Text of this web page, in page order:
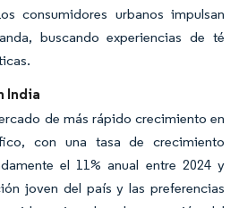
consumidores urbanos impulsan
buscando experiencias de té
India
de más rápido crecimiento en
con una tasa de crecimiento
el 11% anual entre 2024 y
joven del país y las preferencias